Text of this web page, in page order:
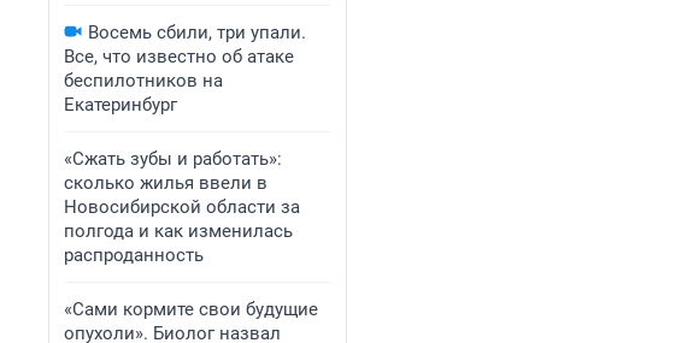
Восемь сбили, три упали.
Все, что известно об атаке
беспилотников на
Екатеринбург
«Сжать зубы и работать»:
сколько жилья ввели в
Новосибирской области за
полгода и как изменилась
распроданность
«Сами кормите свои будущие
опухоли». Биолог назвал